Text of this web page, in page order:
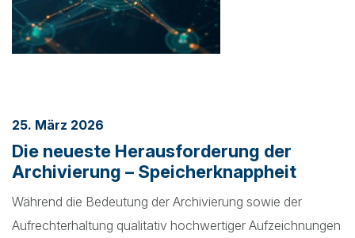
25. März 2026
Die neueste Herausforderung der
Archivierung – Speicherknappheit
Während die Bedeutung der Archivierung sowie der
Aufrechterhaltung qualitativ hochwertiger Aufzeichnungen